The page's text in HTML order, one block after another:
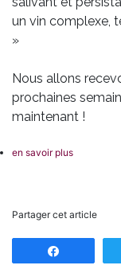
un vin complexe,
»
Nous allons
prochaines
maintenant !
en savoir plus
Partager cet article